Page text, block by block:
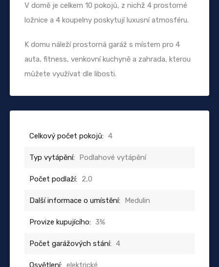
V domě je celkem 10 pokojů, z nichž 4 prostorné
ložnice a 4 koupelny poskytují luxusní atmosféru.
K domu náleží prostorná garáž s místem pro 4
auta, fitness, venkovní kuchyně a zahrada, kterou
můžete využívat dle libosti.
Celkový počet pokojů: 4
Typ vytápění: Podlahové vytápění
Počet podlaží: 2,0
Další informace o umístění: Medulin
Provize kupujícího: 3%
Počet garážových stání: 4
Osvětlení: elektrické